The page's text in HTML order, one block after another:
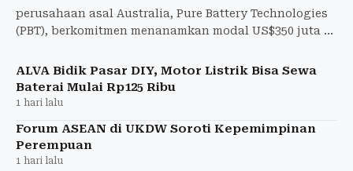
perusahaan asal Australia, Pure Battery Technologies
(PBT), berkomitmen menanamkan modal US$350 juta di
ALVA Bidik Pasar DIY, Motor Listrik Bisa Sewa
Baterai Mulai Rp125 Ribu
1 hari lalu
Forum ASEAN di UKDW Soroti Kepemimpinan
Perempuan
1 hari lalu